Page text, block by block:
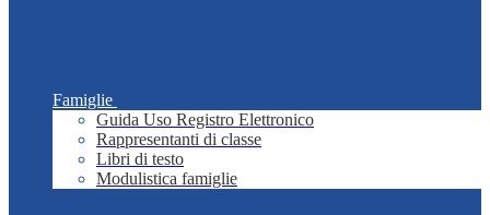
Famiglie
Guida Uso Registro Elettronico
Rappresentanti di classe
Libri di testo
Modulistica famiglie